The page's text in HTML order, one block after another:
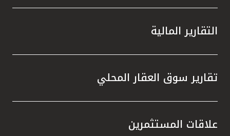
التقارير المالية
تقارير سوق العقار المحلي
علاقات المستثمرين